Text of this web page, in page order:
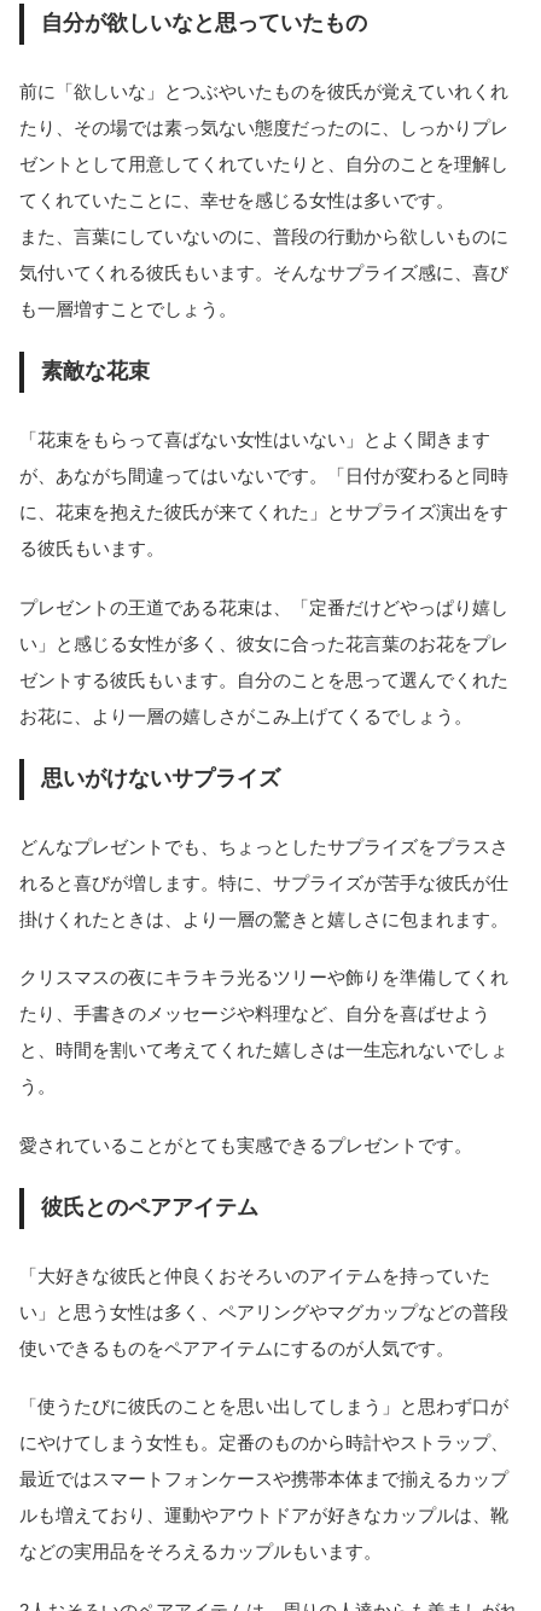
自分が欲しいなと思っていたもの
前に「欲しいな」とつぶやいたものを彼氏が覚えていれくれ
たり、その場では素っ気ない態度だったのに、しっかりプレ
ゼントとして用意してくれていたりと、自分のことを理解し
てくれていたことに、幸せを感じる女性は多いです。
また、言葉にしていないのに、普段の行動から欲しいものに
気付いてくれる彼氏もいます。そんなサプライズ感に、喜び
も一層増すことでしょう。
素敵な花束
「花束をもらって喜ばない女性はいない」とよく聞きます
が、あながち間違ってはいないです。「日付が変わると同時
に、花束を抱えた彼氏が来てくれた」とサプライズ演出をす
る彼氏もいます。
プレゼントの王道である花束は、「定番だけどやっぱり嬉し
い」と感じる女性が多く、彼女に合った花言葉のお花をプレ
ゼントする彼氏もいます。自分のことを思って選んでくれた
お花に、より一層の嬉しさがこみ上げてくるでしょう。
思いがけないサプライズ
どんなプレゼントでも、ちょっとしたサプライズをプラスさ
れると喜びが増します。特に、サプライズが苦手な彼氏が仕
掛けくれたときは、より一層の驚きと嬉しさに包まれます。
クリスマスの夜にキラキラ光るツリーや飾りを準備してくれ
たり、手書きのメッセージや料理など、自分を喜ばせよう
と、時間を割いて考えてくれた嬉しさは一生忘れないでしょ
う。
愛されていることがとても実感できるプレゼントです。
彼氏とのペアアイテム
「大好きな彼氏と仲良くおそろいのアイテムを持っていた
い」と思う女性は多く、ペアリングやマグカップなどの普段
使いできるものをペアアイテムにするのが人気です。
「使うたびに彼氏のことを思い出してしまう」と思わず口が
にやけてしまう女性も。定番のものから時計やストラップ、
最近ではスマートフォンケースや携帯本体まで揃えるカップ
ルも増えており、運動やアウトドアが好きなカップルは、靴
などの実用品をそろえるカップルもいます。